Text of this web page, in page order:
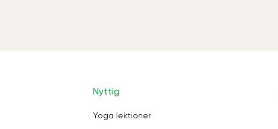
Nyttig
Yoga lektioner